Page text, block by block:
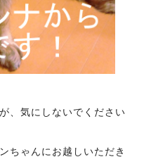
、気にしないでください
ちゃんにお越しいただき